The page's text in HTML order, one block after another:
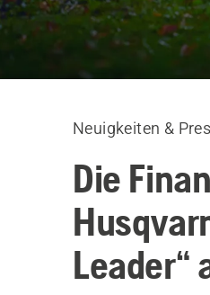
Neuigkeiten &
Die
Leader“